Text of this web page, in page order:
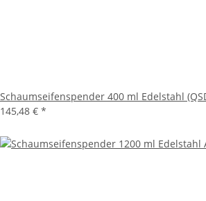
Schaumseifenspender 400 ml Edelstahl
145,48 € *